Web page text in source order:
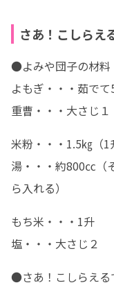
さあ！こしらえ
●よみや団子の材料
よもぎ・・・茹で
重曹・・・大さじ１
米粉・・・1.5㎏（1
湯・・・約800㏄（
ら入れる）
もち米・・・1升
塩・・・大さじ２
●さあ！こしらえる